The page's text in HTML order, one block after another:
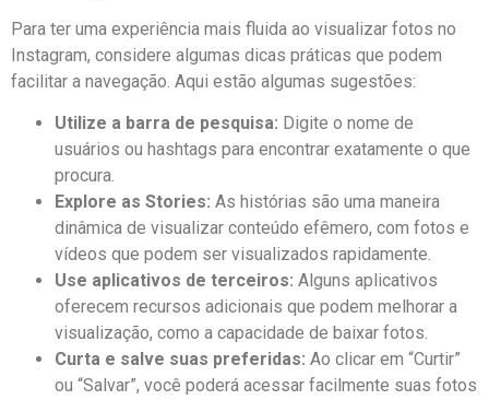
Para ter uma experiência⁤ mais⁤ fluida ao visualizar fotos​ no
Instagram, considere algumas dicas práticas que podem
facilitar a navegação.⁤ Aqui‌ estão algumas‌ sugestões:
Utilize a barra de pesquisa: Digite o nome de‌
usuários‌ ou hashtags para encontrar exatamente o que
procura.
Explore as ⁢Stories: As histórias são uma maneira
dinâmica de visualizar conteúdo efêmero, com fotos e
⁤vídeos que podem ser visualizados rapidamente.
Use aplicativos de terceiros: Alguns ⁤aplicativos
oferecem recursos adicionais que podem melhorar a
visualização, como a⁢ capacidade de baixar fotos.
Curta‌ e salve suas preferidas: ⁤Ao ‌clicar em “Curtir”
ou “Salvar”, você poderá acessar facilmente suas ⁣fotos